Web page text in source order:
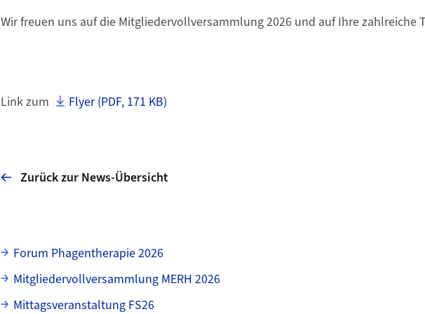
Wir freuen uns auf die Mitgliedervollversammlung 2026 und auf Ihre zahlreiche
Link zum Flyer (PDF, 171 KB)
Zurück zur News-Übersicht
Unterseiten
Forum Phagentherapie 2026
Mitgliedervollversammlung MERH 2026
Mittagsveranstaltung FS26